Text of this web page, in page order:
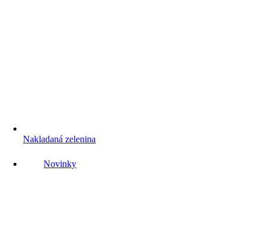
Nakladaná zelenina
Novinky